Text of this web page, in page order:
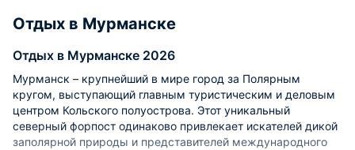
Отдых в Мурманске
Отдых в Мурманске 2026
Мурманск – крупнейший в мире город за Полярным
кругом, выступающий главным туристическим и деловым
центром Кольского полуострова. Этот уникальный
северный форпост одинаково привлекает искателей дикой
заполярной природы и представителей международного